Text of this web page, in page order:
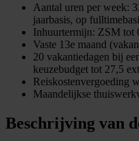
Aantal uren per week:
jaarbasis, op
Inhuurtermijn: ZSM tot
Vaste 13e maand
20 vakantiedagen bij
keuzebudget tot 27,5
Reiskostenvergoeding
Maandelijkse
Beschrijving van